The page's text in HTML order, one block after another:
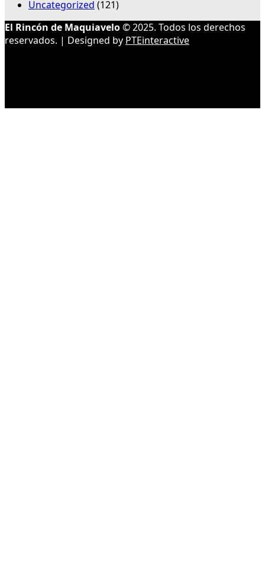
Uncategorized (121)
El Rincón de Maquiavelo© 2025. Todos los derechos
reservados. | Designed by PTEinteractive